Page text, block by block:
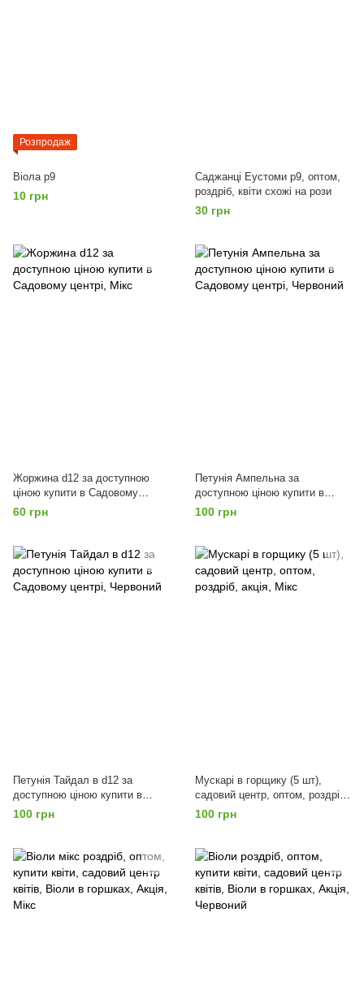
Розпродаж
Віола р9
10 грн
Саджанці Еустоми p9, оптом,
роздріб, квіти схожі на рози
30 грн
Жоржина d12 за доступною
ціною купити в Садовому
центрі, Мікс
60 грн
Петунія Ампельна за
доступною ціною купити в
Садовому центрі, Червоний
100 грн
Петунія Тайдал в d12 за
доступною ціною купити в
Садовому центрі, Червоний
100 грн
Мускарі в горщику (5 шт),
садовий центр, оптом, роздріб,
акція, Мікс
100 грн